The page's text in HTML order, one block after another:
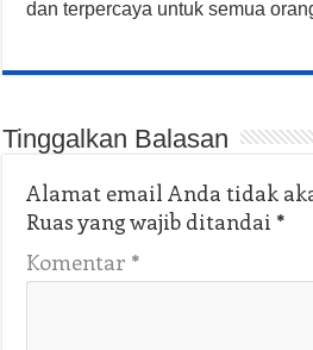
dan terpercaya untuk semua
Tinggalkan Balasan
Alamat email Anda tidak
Ruas yang wajib ditandai *
Komentar *